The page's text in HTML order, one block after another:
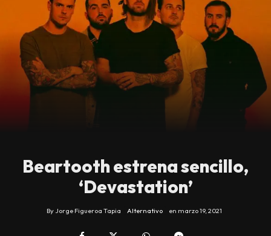
Beartooth estrena sencillo,
‘Devastation’
By Jorge Figueroa Tapia Alternativo en marzo 19, 2021